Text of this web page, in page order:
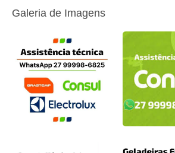
Galeria de Imagens